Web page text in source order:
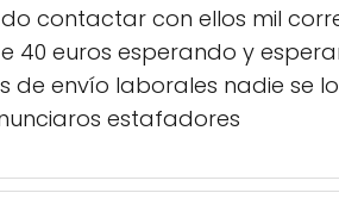
contactar con ellos mil
euros esperando y
de envío laborales nadie se
estafadores